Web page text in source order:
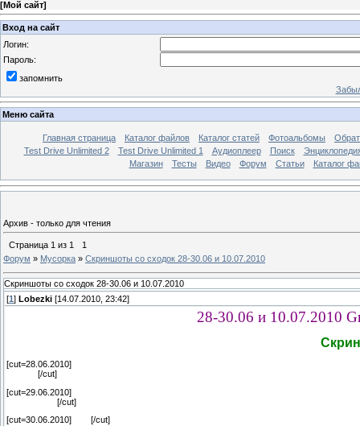
[Мой сайт]
Вход на сайт
Логин:
Пароль:
запомнить
Меню сайта
Главная страница Каталог файлов Каталог статей Фотоальбомы
Test Drive Unlimited 2
Test Drive Unlimited 1 Аудиоплеер Поиск
Магазин
Тесты Видео Форум Статьи Каталог
Архив - только для чтения
Страница 1 из 1
1
Форум » Мусорка » Скриншоты со сходок 28-30.06 и 10.07.2010
Скриншоты со сходок 28-30.06 и 10.07.2010
[1 ] Lobezki [14.07.2010, 23:42]
28-30.06 и 10.07.2010
[cut=28.06.2010]
[/cut]
[cut=29.06.2010]
[/cut]
[cut=30.06.2010]
[/cut]